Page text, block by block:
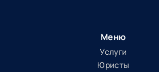
Меню
Услуги
Юристы